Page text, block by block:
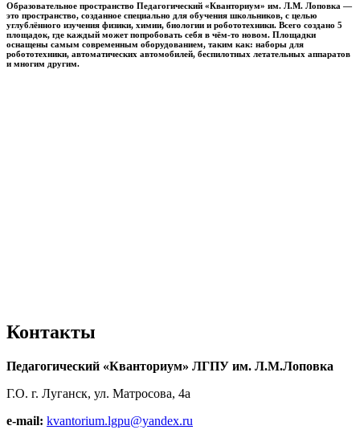
Образовательное пространство Педагогический «Кванториум» им. Л.М. Лоповка —
это пространство, созданное специально для обучения школьников, с целью
углублённого изучения физики, химии, биологии и робототехники. Всего создано 5
площадок, где каждый может попробовать себя в чём-то новом. Площадки
оснащены самым современным оборудованием, таким как: наборы для
робототехники, автоматических автомобилей, беспилотных летательных аппаратов
и многим другим.
Контакты
Педагогический «Кванториум» ЛГПУ им. Л.М.Лоповка
Г.О. г. Луганск, ул. Матросова, 4а
e-mail: kvantorium.lgpu@yandex.ru